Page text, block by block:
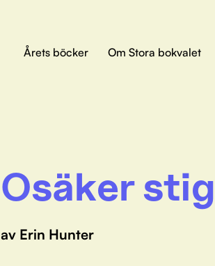
Årets böcker Om Stora bokvalet
Osäker stig
av Erin Hunter